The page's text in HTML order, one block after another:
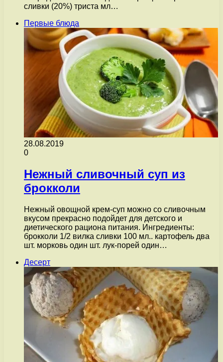
сливки (20%) триста мл…
Первые блюда
28.08.2019
0
Нежный сливочный суп из
брокколи
Нежный овощной крем-суп можно со сливочным
вкусом прекрасно подойдет для детского и
диетического рациона питания. Ингредиенты:
брокколи 1/2 вилка сливки 100 мл.. картофель два
шт. морковь один шт. лук-порей один…
Десерт